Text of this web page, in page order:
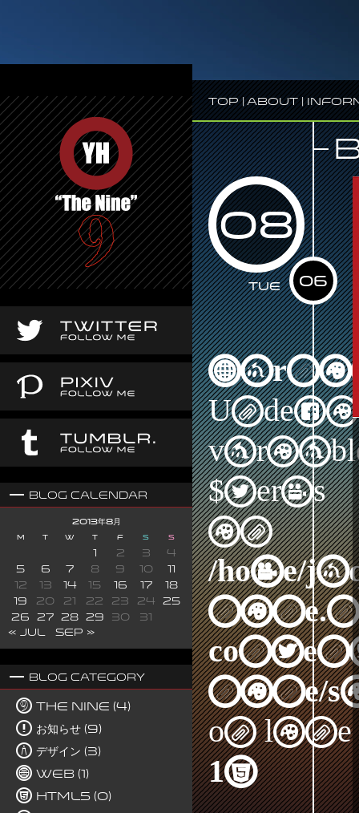
Top|About|
Blog Calendar
2013年8月
M W F S S
2 3
4
5
6 7 8 9 10
12
13 14 15 16 17
18
19
20 21 22 23 24
25
26
27 28 29 30
31
« Jul
Sep »
Blog Category
The Nine (4)
お知らせ (9)
デザイン (3)
Web (1)
HTML5 (0)
08
06
Tue
$terms
in
/home/
nine/
on line
15